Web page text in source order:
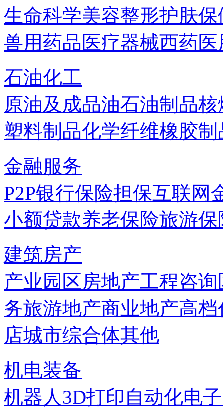
生命科学美容整形护肤保
兽用药品医疗器械西药
石油化工
原油及成品油石油制品核
塑料制品化学纤维橡胶制
金融服务
P2P银行保险担保互联网
小额贷款养老保险旅游保
建筑房产
产业园区房地产工程咨询
务旅游地产商业地产高档
店城市综合体其他
机电装备
机器人3D打印自动化电